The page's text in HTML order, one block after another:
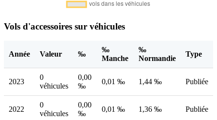
Vols d'accessoires sur véhicules
Année Valeur ‰
‰
Manche
‰
Normandie
Type
2023
0
véhicules
0,00
‰
0,01 ‰ 1,44 ‰ Publiée
2022
0
véhicules
0,00
‰
0,01 ‰ 1,36 ‰ Publiée